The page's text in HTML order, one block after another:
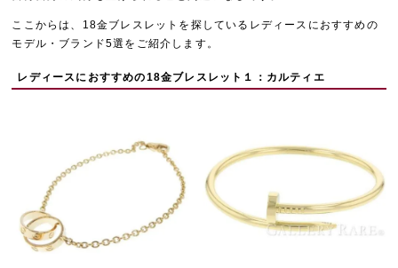
ここからは、18金ブレスレットを探しているレディースにおすすめの
モデル・ブランド5選をご紹介します。
レディースにおすすめの18金ブレスレット１：カルティエ